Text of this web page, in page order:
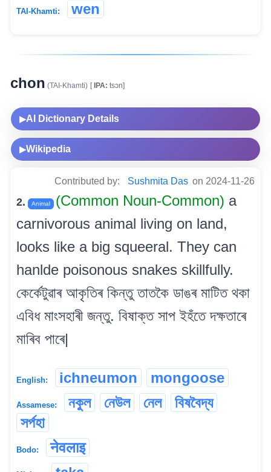
TAI-Khamti: wen
chon (TAI-Khamti) [IPA: tsɔn]
▶AI Dictionary Details
▶Wikipedia
Contributed by: Sushmita Das on 2024-11-26
2. Animal (Common Noun-Common) a
carnivorous animal living on land,
looks like a big squeeral. They can
hanlde poisonous snakes skillfully.
কেৰ্কেটুৱাৰ আকৃতিৰ কিন্তু তাতকৈ ডাঙৰ মাটিত থকা
এবিধ মাংসহাৰী জন্তু. বিষাক্ত সাপ ইহঁতে দক্ষতাৰে
মাৰিব পাৰে|
English: ichneumon mongoose
Assamese: নকুল নেউল নেল
বিষবৈদ্য
সৰ্পহা
Bodo: नेवलाइ